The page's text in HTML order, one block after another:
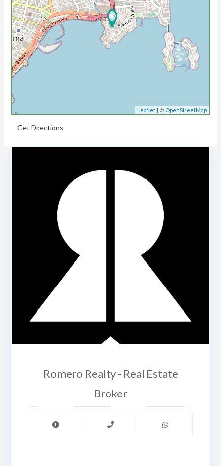
Leaflet | © OpenStreetMap
Get Directions
Romero Realty - Real Estate
Broker